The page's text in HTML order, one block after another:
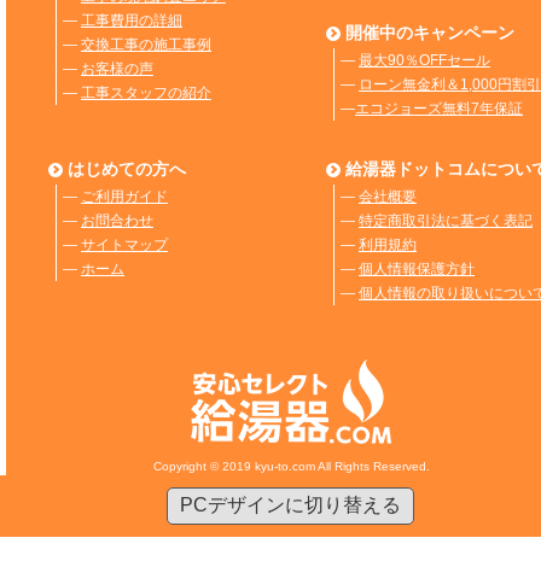
― 工事費用の詳細
― 交換工事の施工事例
― お客様の声
― 工事スタッフの紹介
開催中のキャンペーン
― 最大90％OFFセール
― ローン無金利＆1,000円割引
―エコジョーズ無料7年保証
はじめての方へ
― ご利用ガイド
― お問合わせ
― サイトマップ
― ホーム
給湯器ドットコムについ
― 会社概要
― 特定商取引法に基づく表記
― 利用規約
― 個人情報保護方針
― 個人情報の取り扱いについ
Copyright © 2019 kyu-to.com All Rights Reserved.